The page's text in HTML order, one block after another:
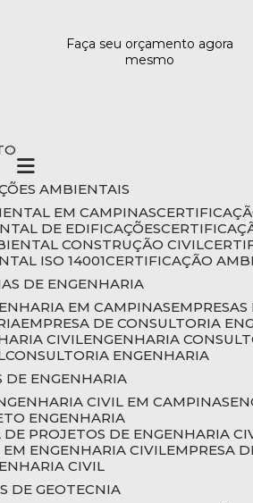
Faça seu orçamento agora
mesmo
AMBIENTAIS
EM CAMPINAS
DE EDIFICAÇÕES
CONSTRUÇÃO CIVIL
ISO 14001
CERTIFICAÇÃO
DE ENGENHARIA
EM CAMPINAS
EMPRESA DE CONSULTORIA
CIVIL ENGENHARIA
CONSULTORIA ENGENHARIA
DE ENGENHARIA
CIVIL EM CAMPINAS
ENGENHARIA
DE PROJETOS DE ENGENHARIA
EM ENGENHARIA CIVIL EMPRESA
CIVIL
DE GEOTECNIA